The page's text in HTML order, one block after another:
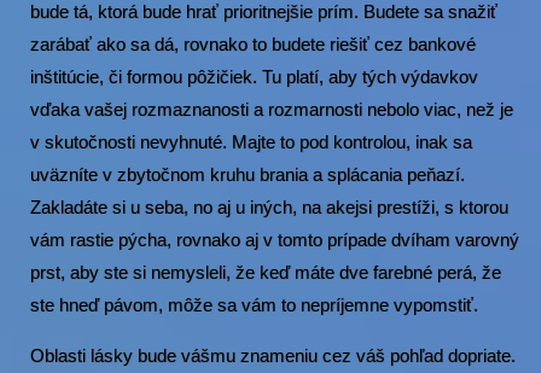
bude tá, ktorá bude hrať prioritnejšie prím. Budete sa snažiť
zarábať ako sa dá, rovnako to budete riešiť cez bankové
inštitúcie, či formou pôžičiek. Tu platí, aby tých výdavkov
vďaka vašej rozmaznanosti a rozmarnosti nebolo viac, než je
v skutočnosti nevyhnuté. Majte to pod kontrolou, inak sa
uväzníte v zbytočnom kruhu brania a splácania peňazí.
Zakladáte si u seba, no aj u iných, na akejsi prestíži, s ktorou
vám rastie pýcha, rovnako aj v tomto prípade dvíham varovný
prst, aby ste si nemysleli, že keď máte dve farebné perá, že
ste hneď pávom, môže sa vám to nepríjemne vypomstiť.
Oblasti lásky bude vášmu znameniu cez váš pohľad dopriate.